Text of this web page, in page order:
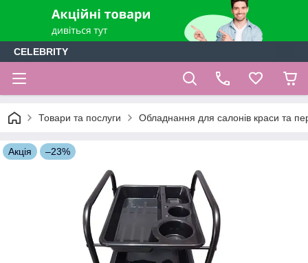
CELEBRITY
Товари та послуги Обладнання для салонів краси та
Акція –23%